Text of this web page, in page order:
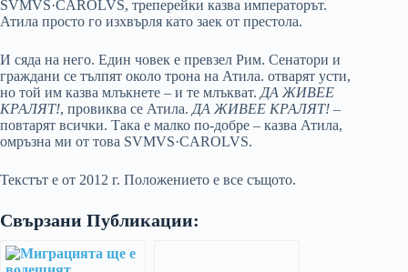
SVMVS·CAROLVS, треперейки казва императорът.
Атила просто го изхвърля като заек от престола.
И сяда на него. Един човек е превзел Рим. Сенатори и
граждани се тълпят около трона на Атила. отварят усти,
но той им казва млъкнете – и те млъкват. ДА ЖИВЕЕ
КРАЛЯТ!, провиква се Атила. ДА ЖИВЕЕ КРАЛЯТ! –
повтарят всички. Така е малко по-добре – казва Атила,
омръзна ми от това SVMVS·CAROLVS.
Текстът е от 2012 г. Положението е все същото.
Свързани Публикации: